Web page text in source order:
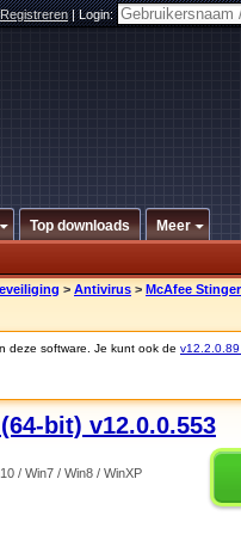
Registreren|Login:
Top downloads Meer
> Antivirus > McAfee
deze software. Je kunt ook de
bit) v12.0.0.553
/ Win7 / Win8 / WinXP